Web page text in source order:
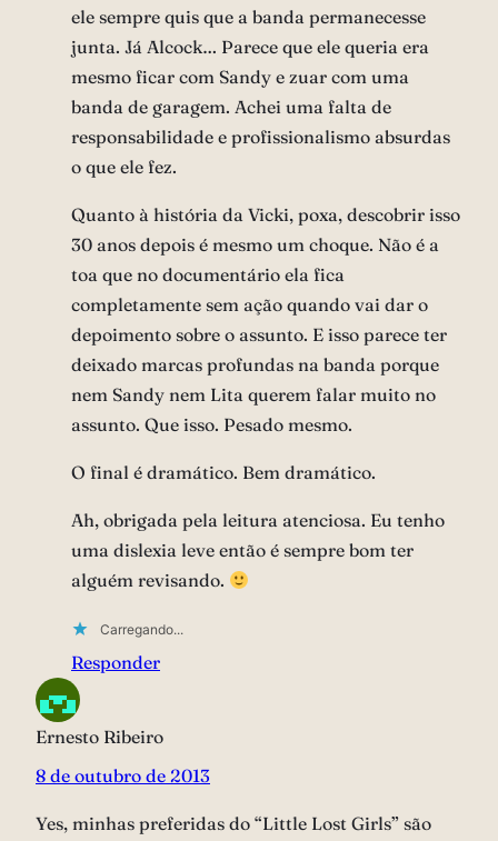
ele sempre quis que a banda permanecesse
junta. Já Alcock… Parece que ele queria era
mesmo ficar com Sandy e zuar com uma
banda de garagem. Achei uma falta de
responsabilidade e profissionalismo absurdas
o que ele fez.
Quanto à história da Vicki, poxa, descobrir isso
30 anos depois é mesmo um choque. Não é a
toa que no documentário ela fica
completamente sem ação quando vai dar o
depoimento sobre o assunto. E isso parece ter
deixado marcas profundas na banda porque
nem Sandy nem Lita querem falar muito no
assunto. Que isso. Pesado mesmo.
O final é dramático. Bem dramático.
Ah, obrigada pela leitura atenciosa. Eu tenho
uma dislexia leve então é sempre bom ter
alguém revisando.
Carregando...
Responder
Ernesto Ribeiro
8 de outubro de 2013
Yes, minhas preferidas do “Little Lost Girls” são